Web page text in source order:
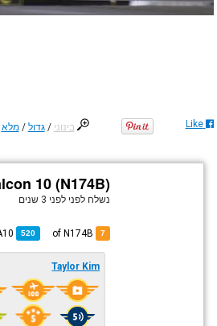
בינוני /גדול /מלא Like
10 (N174B)
נשלח לפני לפני 3 שנים
7
520
Taylor Kim